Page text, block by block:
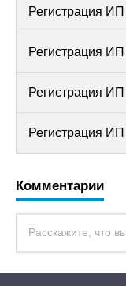
Регистрация ИП
Регистрация
Регистрация
Регистрация
Комментарии